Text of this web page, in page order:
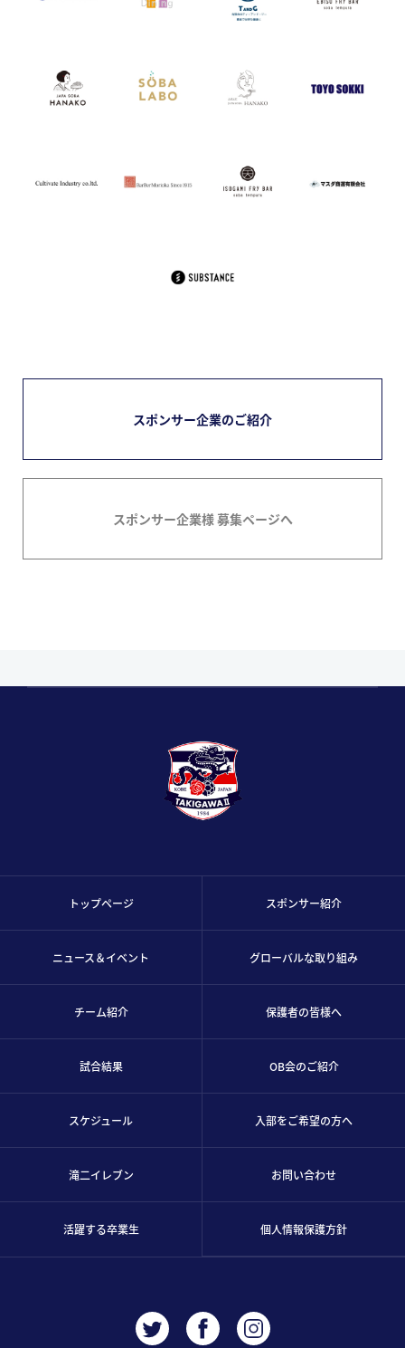
スポンサー企業のご紹介
スポンサー企業様 募集ページへ
トップページ
ニュース＆イベント
チーム紹介
試合結果
スケジュール
滝二イレブン
活躍する卒業生
スポンサー紹介
グローバルな取り組み
保護者の皆様へ
OB会のご紹介
入部をご希望の方へ
お問い合わせ
個人情報保護方針